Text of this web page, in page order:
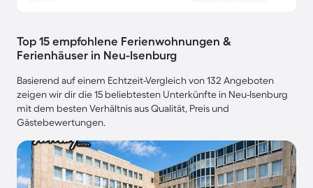
Top 15 empfohlene Ferienwohnungen &
Ferienhäuser in Neu-Isenburg
Basierend auf einem Echtzeit-Vergleich von 132 Angeboten
zeigen wir dir die 15 beliebtesten Unterkünfte in Neu-Isenburg
mit dem besten Verhältnis aus Qualität, Preis und
Gästebewertungen.